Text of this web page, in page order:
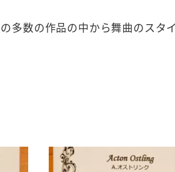
多数の作品の中から舞曲のスタ